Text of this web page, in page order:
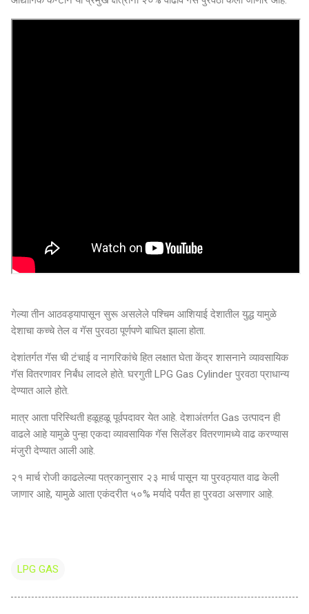
गेल्या तीन आठवड्यापासून सुरू असलेले पश्चिम आशियाई देशातील युद्ध यामुळे
देशाचा कच्चे तेल व गॅस पुरवठा पूर्णपणे बाधित झाला होता.
देशांतर्गत गॅस ची टंचाई व नागरिकांचे हित लक्षात घेता केंद्र शासनाने व्यावसायिक
गॅस वितरणावर निर्बंध लादले होते. घरगुती LPG Gas Cylinder पुरवठा प्राधान्य
देण्यात आले होते.
मात्र आता परिस्थिती हळूहळू पूर्वपदावर येत आहे. देशाअंतर्गत Gas उत्पादन ही
वाढले आहे यामुळे पुन्हा एकदा व्यावसायिक गॅस सिलेंडर वितरणामध्ये वाढ करण्यास
मंजुरी देण्यात आली आहे.
२१ मार्च रोजी काढलेल्या पत्रकानुसार २३ मार्च पासून या पुरवठ्यात वाढ केली
जाणार आहे, यामुळे आता एकंदरीत ५०% मर्यादे पर्यंत हा पुरवठा असणार आहे.
LPG GAS